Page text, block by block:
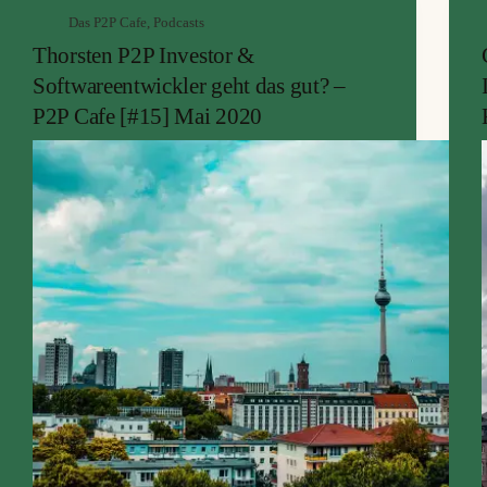
Das P2P Cafe, Podcasts
Thorsten P2P Investor &
Softwareentwickler geht das gut? –
P2P Cafe [#15] Mai 2020